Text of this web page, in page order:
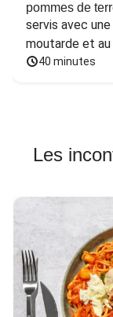
pommes de
servis avec
moutarde et
40 minutes
Les